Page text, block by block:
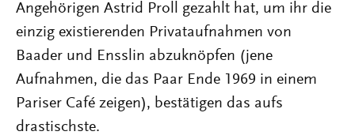
Angehörigen Astrid Proll gezahlt hat, um ihr die
einzig existierenden Privataufnahmen von
Baader und Ensslin abzuknöpfen (jene
Aufnahmen, die das Paar Ende 1969 in einem
Pariser Café zeigen), bestätigen das aufs
drastischste.